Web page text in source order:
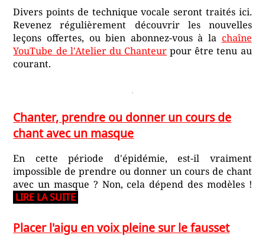
Divers points de technique vocale seront traités ici.
Revenez régulièrement découvrir les nouvelles
leçons offertes, ou bien abonnez-vous à la chaîne
YouTube de l'Atelier du Chanteur pour être tenu au
courant.
Chanter, prendre ou donner un cours de
chant avec un masque
En cette période d'épidémie, est-il vraiment
impossible de prendre ou donner un cours de chant
avec un masque ? Non, cela dépend des modèles !
LIRE LA SUITE
Placer l'aigu en voix pleine sur le fausset